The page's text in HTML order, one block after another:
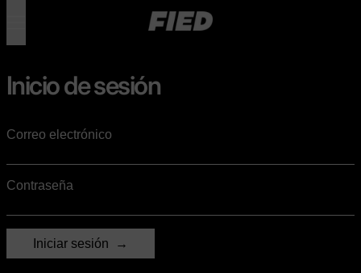
Inicio de sesión
Correo electrónico
Contraseña
Iniciar sesión